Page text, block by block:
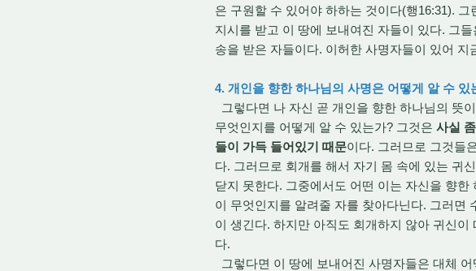
은 구원할 수 있어야 하하는 것이다(행16:31).
지시를 받고 이 땅에 보내여진 자들이 있다. 그
송을 받은 자들이다. 이허한 사명자들이 있어
4. 개인을 향한 하나님의 사명은 어떻게 알 수 있
그렇다면 나 자신 곧 개인을 향한 하나님의 뜻
무엇인지를 어떻게 알 수 있는가? 그것은 사실
들이 가득 들어있기 때문이다. 그러므로 그것들
다. 그러므로 회개를 해서 자기 몸 속에 있는 귀
닫지 못한다. 그중에서도 어떤 이는 자신을 향
이 무엇인지를 알려줄 자를 찾아다닌다. 그러면
이 생긴다. 하지만 아직도 회개하지 않아 귀신
다.
그렇다면 이 땅에 보내어진 사명자들은 대체